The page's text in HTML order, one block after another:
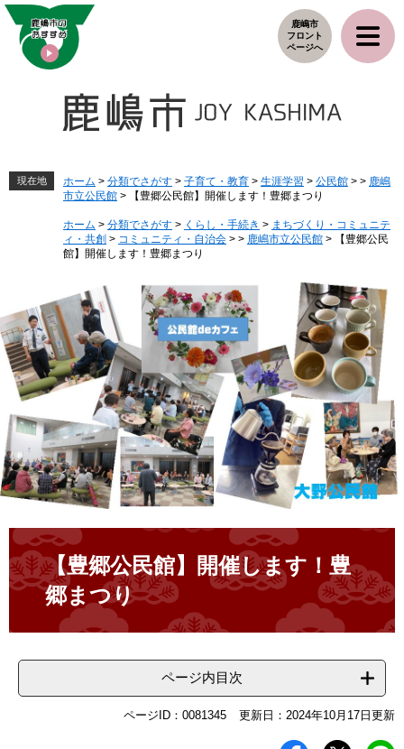
ペ
メ
鹿嶋市
フロント
ページへ
現在地 ホーム > 分類でさがす > 子育て・教育 > 生涯学習 > 公民館 > > 鹿嶋
市立公民館 > 【豊郷公民館】開催します！豊郷まつり
ホーム > 分類でさがす > くらし・手続き > まちづくり・コミュニテ
ィ・共創 > コミュニティ・自治会 > > 鹿嶋市立公民館 >
【豊郷公民
館】開催します！豊郷まつり
本
文
【豊郷公民館】開催します！豊
郷まつり
ページ内目次
ページID：0081345 更新日：2024年10月17日更新